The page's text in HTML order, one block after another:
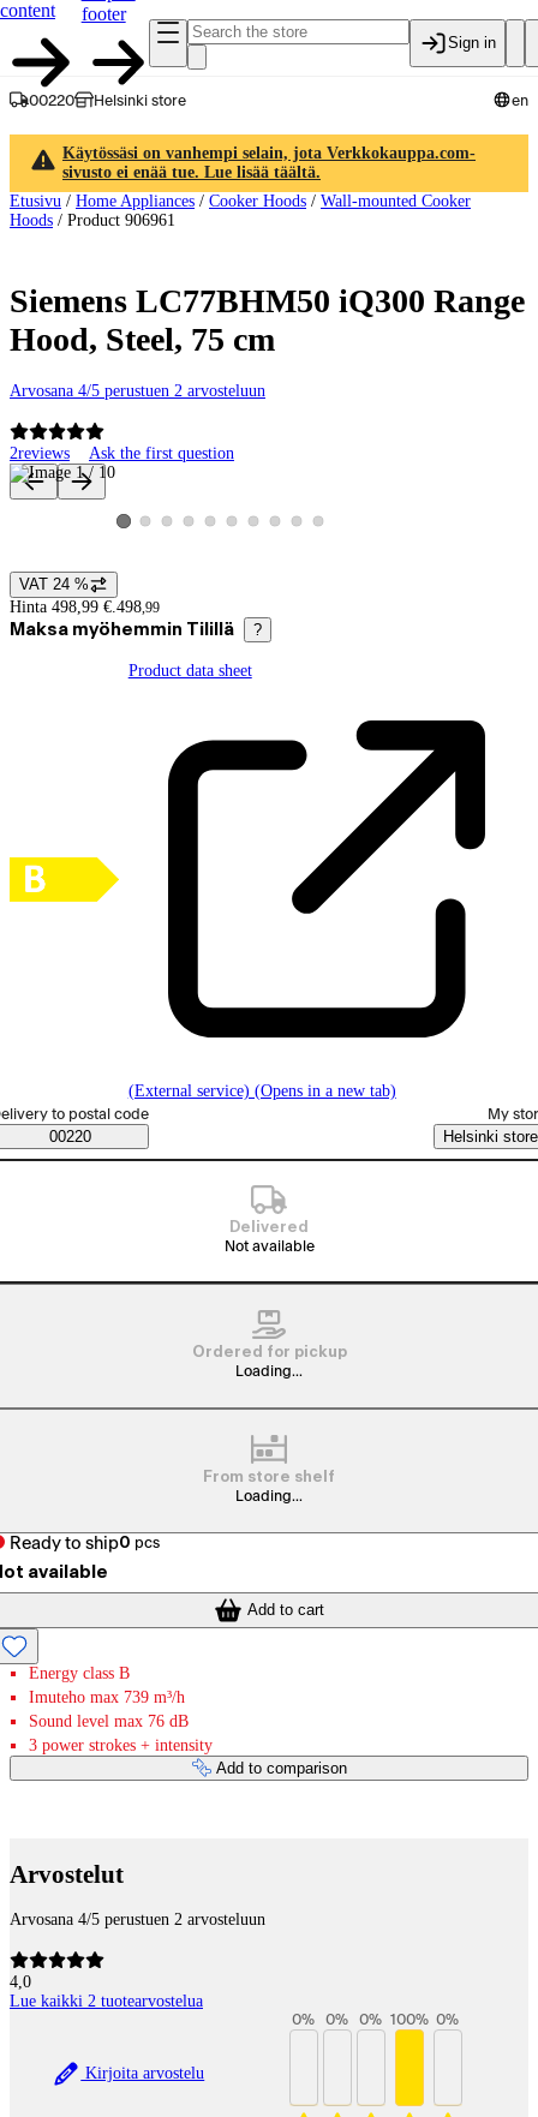
content
footer
Sign in
00220 Helsinki store en
Käytössäsi on vanhempi selain, jota Verkkokauppa.com-
sivusto ei enää tue. Lue lisää täältä.
Etusivu / Home Appliances / Cooker Hoods / Wall-mounted Cooker
Hoods / Product 906961
Siemens LC77BHM50 iQ300 Range
Hood, Steel, 75 cm
Arvosana 4/5 perustuen 2 arvosteluun
2reviews Ask the first question
Product images and videos
View product image 1
View product image 2
View product image 3
View product image 4
View product image 5
View product image 6
View product image 7
View product image 8
View product image 9
View product image 10
Price details
VAT 24 %
Hinta 498,99 €. 498,99
Maksa myöhemmin Tilillä ?
Product data sheet
(External service) (Opens in a new tab)
Saatavuustiedot
order method
to postal code
00220
My
Helsinki store
Delivered
Not available
Ordered for pickup
Loading...
From store shelf
Loading...
Ready to ship0 pcs
available
Add to cart
Energy class B
Imuteho max 739 m³/h
Sound level max 76 dB
3 power strokes + intensity
Add to comparison
Arvostelut
Arvosana 4/5 perustuen 2 arvosteluun
4,0
Lue kaikki 2 tuotearvostelua
Kirjoita arvostelu
0% 0% 0% 100% 0%